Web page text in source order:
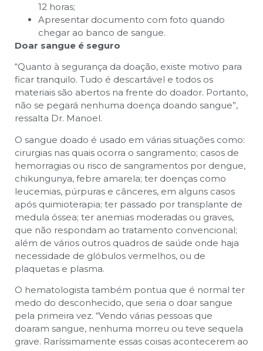
12 horas;
Apresentar documento com foto quando
chegar ao banco de sangue.
Doar sangue é seguro
“Quanto à segurança da doação, existe motivo para
ficar tranquilo. Tudo é descartável e todos os
materiais são abertos na frente do doador. Portanto,
não se pegará nenhuma doença doando sangue”,
ressalta Dr. Manoel.
O sangue doado é usado em várias situações como:
cirurgias nas quais ocorra o sangramento; casos de
hemorragias ou risco de sangramentos por dengue,
chikungunya, febre amarela; ter doenças como
leucemias, púrpuras e cânceres, em alguns casos
após quimioterapia; ter passado por transplante de
medula óssea; ter anemias moderadas ou graves,
que não respondam ao tratamento convencional;
além de vários outros quadros de saúde onde haja
necessidade de glóbulos vermelhos, ou de
plaquetas e plasma.
O hematologista também pontua que é normal ter
medo do desconhecido, que seria o doar sangue
pela primeira vez. “Vendo várias pessoas que
doaram sangue, nenhuma morreu ou teve sequela
grave. Raríssimamente essas coisas acontecerem ao